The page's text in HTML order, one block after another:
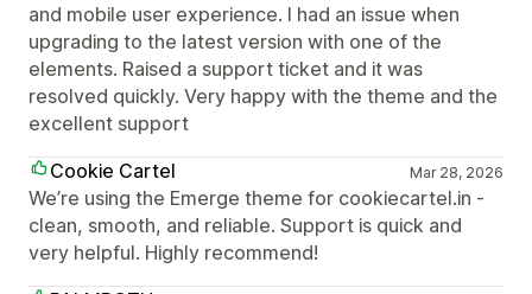
and mobile user experience. I had an issue when
upgrading to the latest version with one of the
elements. Raised a support ticket and it was
resolved quickly. Very happy with the theme and the
excellent support
Cookie Cartel
Mar 28, 2026
We’re using the Emerge theme for cookiecartel.in -
clean, smooth, and reliable. Support is quick and
very helpful. Highly recommend!